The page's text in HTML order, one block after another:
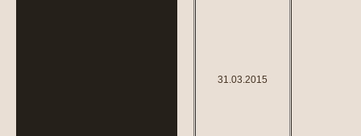
31.03.2015